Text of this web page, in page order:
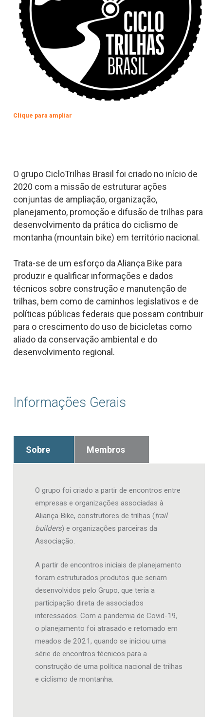
Clique para ampliar
O grupo CicloTrilhas Brasil foi criado no início de
2020 com a missão de estruturar ações
conjuntas de ampliação, organização,
planejamento, promoção e difusão de trilhas para
desenvolvimento da prática do ciclismo de
montanha (mountain bike) em território nacional.
Trata-se de um esforço da Aliança Bike para
produzir e qualificar informações e dados
técnicos sobre construção e manutenção de
trilhas, bem como de caminhos legislativos e de
políticas públicas federais que possam contribuir
para o crescimento do uso de bicicletas como
aliado da conservação ambiental e do
desenvolvimento regional.
Informações Gerais
Sobre Membros
O grupo foi criado a partir de encontros entre
empresas e organizações associadas à
Aliança Bike, construtores de trilhas (trail
builders) e organizações parceiras da
Associação.
A partir de encontros iniciais de planejamento
foram estruturados produtos que seriam
desenvolvidos pelo Grupo, que teria a
participação direta de associados
interessados. Com a pandemia de Covid-19,
o planejamento foi atrasado e retomado em
meados de 2021, quando se iniciou uma
série de encontros técnicos para a
construção de uma política nacional de trilhas
e ciclismo de montanha.